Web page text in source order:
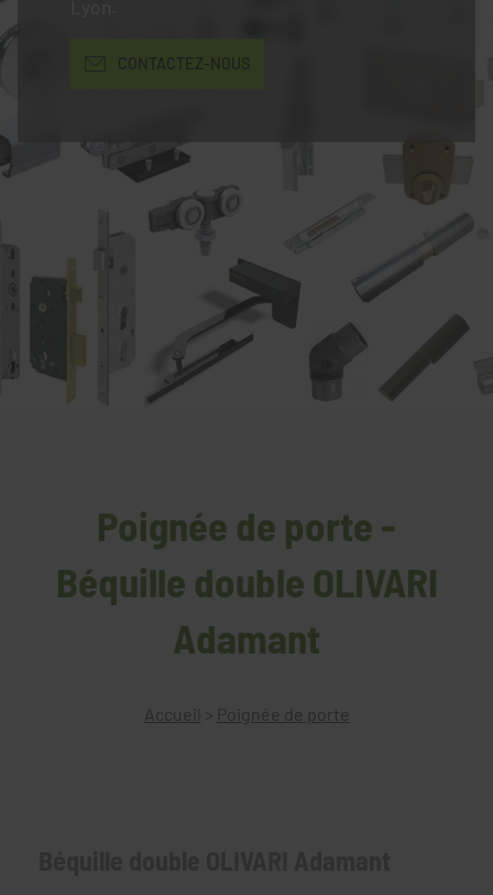
CONTACTEZ-NOUS
Poignée de porte -
Béquille double OLIVARI
Adamant
Accueil > Poignée de porte